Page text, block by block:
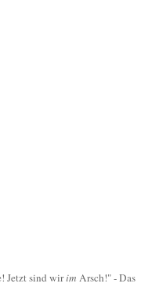
Jetzt sind wirim Arsch!" - Das